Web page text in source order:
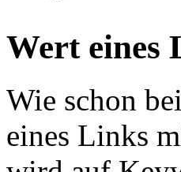
Wert eines
Wie schon bei
eines Links